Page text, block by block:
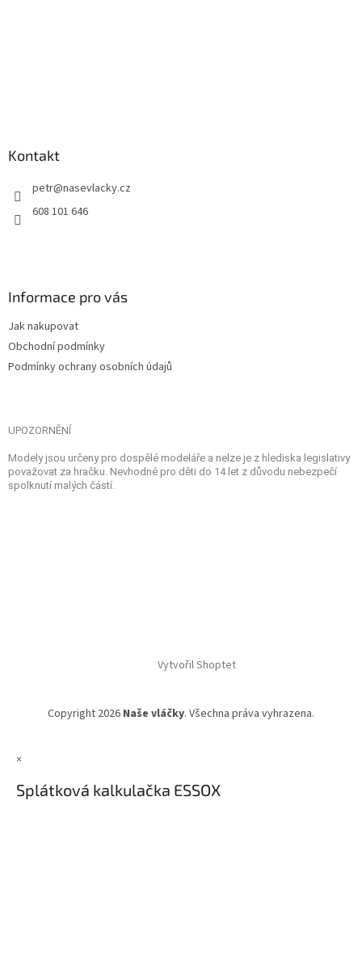
Kontakt
petr@nasevlacky.cz
608 101 646
Informace pro vás
Jak nakupovat
Obchodní podmínky
Podmínky ochrany osobních údajů
UPOZORNĚNÍ
Modely jsou určeny pro dospělé modeláře a nelze je z hlediska legislativy
považovat za hračku. Nevhodné pro děti do 14 let z důvodu nebezpečí
spolknutí malých částí.
Vytvořil Shoptet
Copyright 2026 Naše vláčky. Všechna práva vyhrazena.
×
Splátková kalkulačka ESSOX